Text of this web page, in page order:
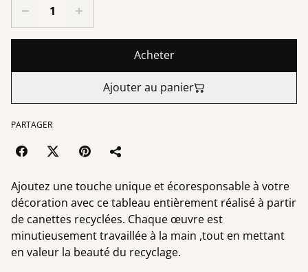
Acheter
Ajouter au panier
PARTAGER
Ajoutez une touche unique et écoresponsable à votre
décoration avec ce tableau entièrement réalisé à partir
de canettes recyclées. Chaque œuvre est
minutieusement travaillée à la main ,tout en mettant
en valeur la beauté du recyclage.